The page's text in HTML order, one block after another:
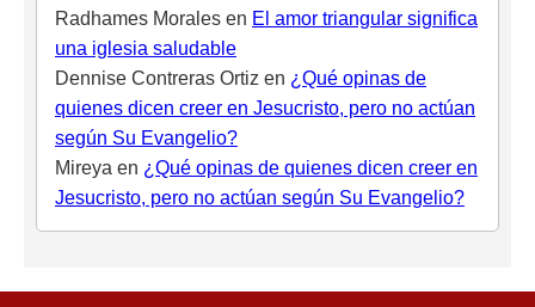
Radhames Morales en El amor triangular significa
una iglesia saludable
Dennise Contreras Ortiz en ¿Qué opinas de
quienes dicen creer en Jesucristo, pero no actúan
según Su Evangelio?
Mireya en ¿Qué opinas de quienes dicen creer en
Jesucristo, pero no actúan según Su Evangelio?